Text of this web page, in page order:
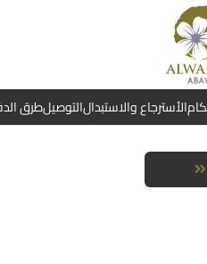
الأسترجاع والاستبدالالتوصيلطرق